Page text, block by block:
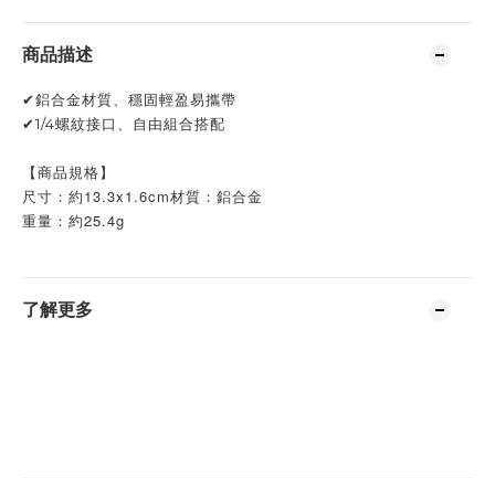
商品描述
✔鋁合金材質、穩固輕盈易攜帶
✔1/4螺紋接口、自由組合搭配
【商品規格】
尺寸：約13.3x1.6cm材質：鋁合金
重量：約25.4g
了解更多